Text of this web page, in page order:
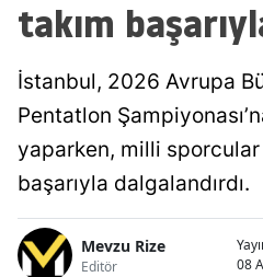
takım
İstanbul, 2026 Avrupa
Pentatlon
yaparken, milli sporcular
başarıyla dalgalandırdı.
Mevzu Rize
Editör
08